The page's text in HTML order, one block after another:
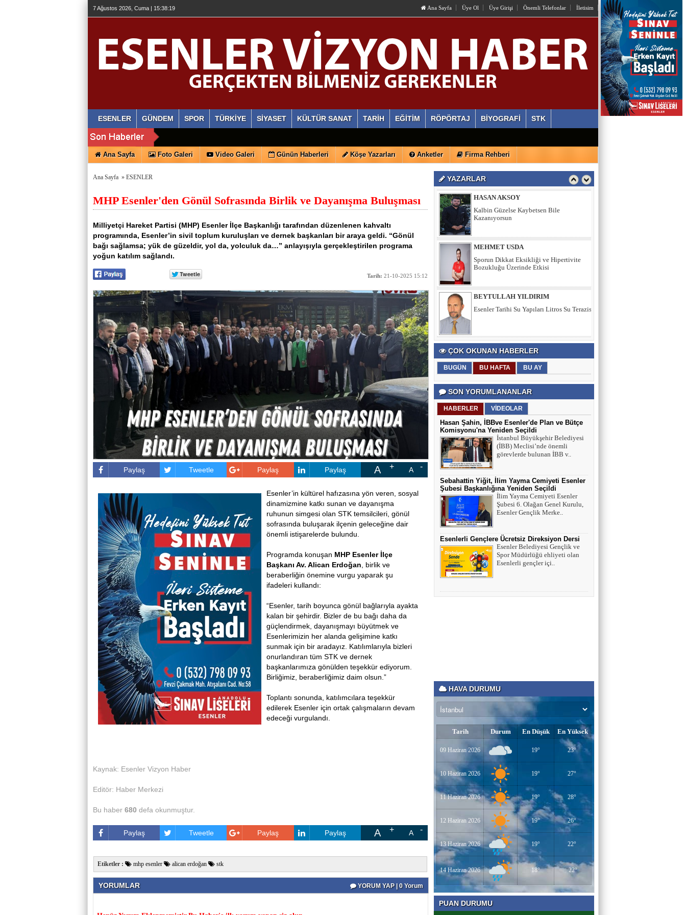
7 Ağustos 2026, Cuma | 15:38:20 Ana Sayfa Üye Ol Üye Girişi Önemli Telefonlar İletisim
ESENLER GÜNDEM SPOR TÜRKİYE SİYASET KÜLTÜR SANAT TARİH EĞİTİM RÖPÖRTAJ BİYOGRAFİ STK
Ana Sayfa Foto Galeri Video Galeri Günün Haberleri Köşe Yazarları Anketler Firma Rehberi
Ana Sayfa » ESENLER
MHP Esenler'den Gönül Sofrasında Birlik ve Dayanışma Buluşması
Milliyetçi Hareket Partisi (MHP) Esenler İlçe Başkanlığı tarafından düzenlenen kahvaltı
programında, Esenler’in sivil toplum kuruluşları ve dernek başkanları bir araya geldi. “Gönül
bağı sağlamsa; yük de güzeldir, yol da, yolculuk da…” anlayışıyla gerçekleştirilen programa
yoğun katılım sağlandı.
Tarih: 21-10-2025 15:12
Paylaş Tweetle Paylaş Paylaş A A
Esenler’in kültürel hafızasına yön veren, sosyal
dinamizmine katkı sunan ve dayanışma
ruhunun simgesi olan STK temsilcileri, gönül
sofrasında buluşarak ilçenin geleceğine dair
önemli istişarelerde bulundu.
Programda konuşan MHP Esenler İlçe
Başkanı Av. Alican Erdoğan , birlik ve
beraberliğin önemine vurgu yaparak şu
ifadeleri kullandı:
“Esenler, tarih boyunca gönül bağlarıyla ayakta
kalan bir şehirdir. Bizler de bu bağı daha da
güçlendirmek, dayanışmayı büyütmek ve
Esenlerimizin her alanda gelişimine katkı
sunmak için bir aradayız. Katılımlarıyla bizleri
onurlandıran tüm STK ve dernek
başkanlarımıza gönülden teşekkür ediyorum.
Birliğimiz, beraberliğimiz daim olsun.”
Toplantı sonunda, katılımcılara teşekkür
edilerek Esenler için ortak çalışmaların devam
edeceği vurgulandı.
Kaynak: Esenler Vizyon Haber
Editör: Haber Merkezi
Bu haber 680 defa okunmuştur.
Paylaş Tweetle Paylaş Paylaş A A
Etiketler : mhp esenler alican erdoğan stk
YORUMLAR YORUM YAP | 0 Yorum
YAZARLAR
AYLİN ALVEREN ÖZEN
SEN SACA GEL YETER
Ahlaki Yozlaşma Platformları
HASAN AKSOY
Kalbin Güzelse Kaybetsen Bile
Kazanıyorsun
MEHMET USDA
Sporun Dikkat Eksikliği ve Hipertivite
Bozukluğu Üzerinde Etkisi
BEYTULLAH YILDIRIM
Esenler Tarihi Su Yapıları Litros Su Terazisi
HÜSEYİN YILMAZ
TEŞEKKÜRLER
TARIK SEZAİ KARATEPE
İstanbul Sözleşmesi değil, 'Veda Hutbesi!
AYŞE GÜL ÖZER
Aklın Sustuğu Yerde, “Ş İ D D E T”
Konuşur!
MUSTAFA KARACA
HAYVAN HAKLARI
AV. SEDAT İLBEGİ
YENİ PARTİ (Seçilmişlerin Mahvına,
Statükonun Devamına…)
HAMZA BALCI
"DİRİ DİRİ TOPRAĞA GÖMÜLEN
KIZA,HANGİ GÜNAHTAN ÖTÜRÜ
ÖLDÜRÜLDÜĞÜ SORULDUĞU
Uğur Çoban
Bir Derviş
Kadın İstihdamı mı, Aileyi Bitirme Projesi
mi?
Tarık Sharabaty
Yapay Zeka ve İş Hayatındaki Değişimler
Esenlerin Ablası
BAŞARILI OLMANIN SIRLARI
Sümeyye KAYA
Miraç Gecesi
Muhammed Süleyman Çelebi
Hamburgun karanlık sokakları
ÇOK OKUNAN HABERLER
BUGÜN BU HAFTA BU AY
SON YORUMLANANLAR
HABERLER VİDEOLAR
Hasan Şahin, İBBve Esenler'de Plan ve Bütçe
Komisyonu'na Yeniden Seçildi
İstanbul Büyükşehir Belediyesi
(İBB) Meclisi’nde önemli
görevlerde bulunan İBB v..
Sebahattin Yiğit, İlim Yayma Cemiyeti Esenler
Şubesi Başkanlığına Yeniden Seçildi
İlim Yayma Cemiyeti Esenler
Şubesi 6. Olağan Genel Kurulu,
Esenler Gençlik Merke..
Esenlerli Gençlere Ücretsiz Direksiyon Dersi
Esenler Belediyesi Gençlik ve
Spor Müdürlüğü ehliyeti olan
Esenlerli gençler içi..
HAVA DURUMU
Tarih Durum En Düşük En Yüksek
09 Haziran 2026 19° 23°
10 Haziran 2026 19° 27°
11 Haziran 2026 19° 28°
12 Haziran 2026 19° 26°
13 Haziran 2026 19° 22°
14 Haziran 2026 18° 22°
PUAN DURUMU